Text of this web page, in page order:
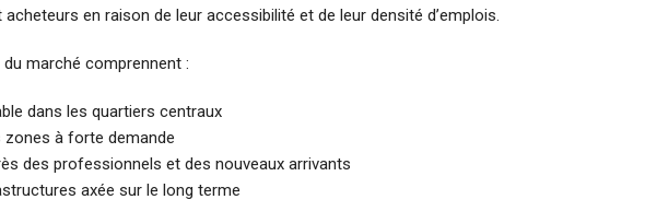
en raison de leur accessibilité et de leur densité d’emplois.
marché comprennent :
dans les quartiers centraux
à forte demande
des professionnels et des nouveaux arrivants
axée sur le long terme